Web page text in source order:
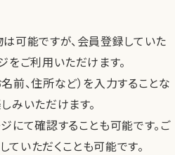
可能ですが、会員登録していた
をご利用いただけます。
前、住所など）を入力することな
みいただけます。
にて確認することも可能です。ご
いただくことも可能です。